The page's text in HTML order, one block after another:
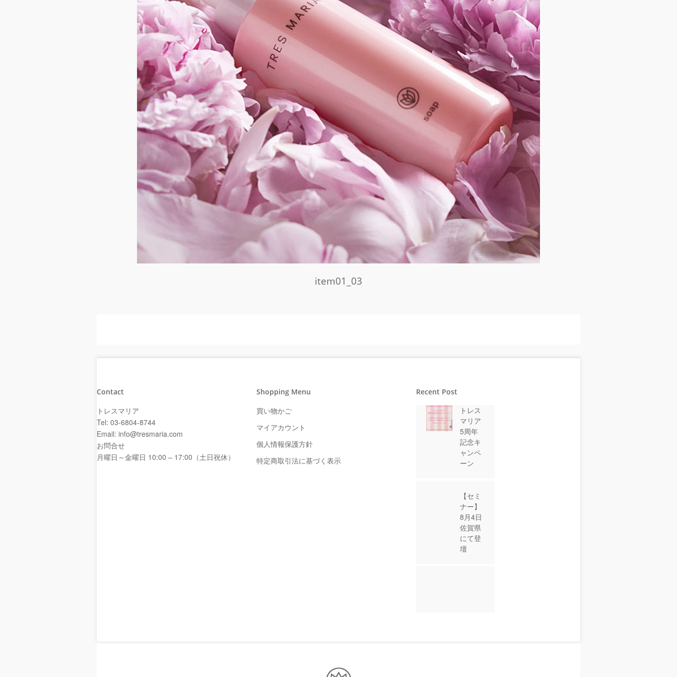
item01_03
Contact
トレスマリア
Tel: 03-6804-8744
Email: info@tresmaria.com
お問合せ
月曜日～金曜日 10:00 – 17:00（土日祝休）
Shopping Menu
買い物かご
マイアカウント
個人情報保護方針
特定商取引法に基づく表示
Recent Post
トレス
マリア
5周年
記念キ
ャンペ
ーン
【セミ
ナー】
8月4日
佐賀県
にて登
壇